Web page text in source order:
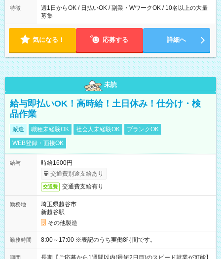
特徴
週1日からOK / 日払いOK / 副業・WワークOK / 10名以上の大量
募集
気になる！ 応募する 詳細へ
未読
給与即払いOK！高時給！土日休み！仕分け・検
品作業
派遣 職種未経験OK 社会人未経験OK
ブランクOK
WEB登録・面接OK
給与
時給1600円
交通費別途支給あり
交通費 交通費支給有り
勤務地
埼玉県越谷市
新越谷駅
その他製造
勤務時間 8:00～17:00 ※表記のうち実働8時間です。
期間 長期【ご応募から1週間以内(最短2日目)のスピード就業が可能】